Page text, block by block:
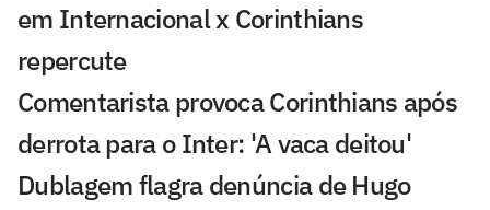
em Internacional x Corinthians
repercute
Comentarista provoca Corinthians após
derrota para o Inter: 'A vaca deitou'
Dublagem flagra denúncia de Hugo